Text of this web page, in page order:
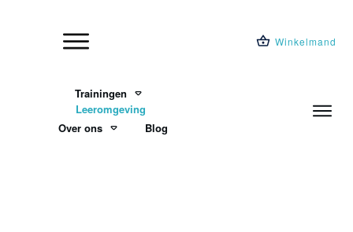
Winkelmand
Trainingen
Leeromgeving
Over ons
Blog